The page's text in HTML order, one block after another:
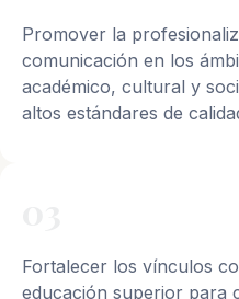
Promover la
comunicación en los
académico, cultural y
altos estándares de
Fortalecer los vínculos
educación superior para